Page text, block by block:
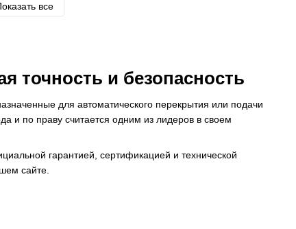
точность и безопасность
для автоматического перекрытия или подачи
и по праву считается одним из лидеров в своем
гарантией, сертификацией и технической
сайте.
все